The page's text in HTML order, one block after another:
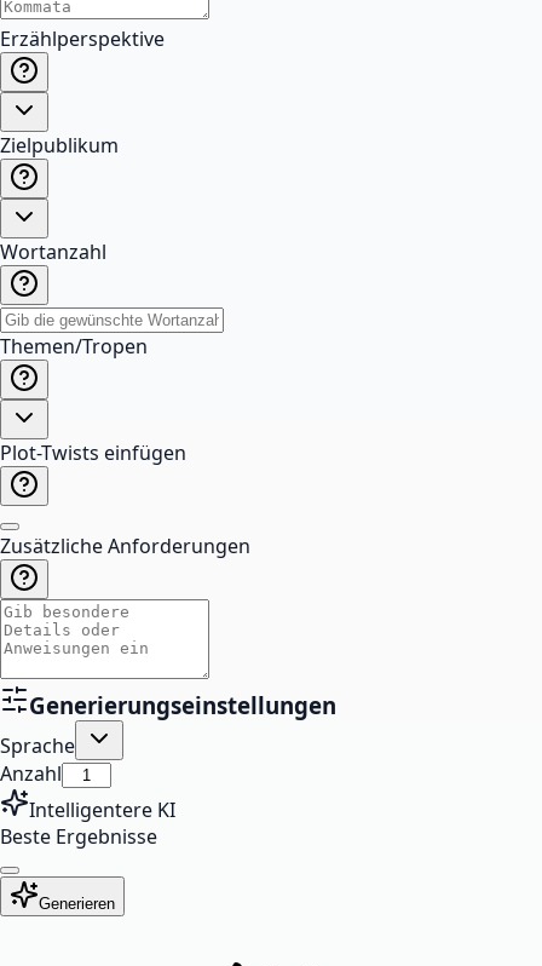
Erzählperspektive
Zielpublikum
Wortanzahl
Themen/Tropen
Plot-Twists einfügen
Zusätzliche Anforderungen
Generierungseinstellungen
Sprache
Anzahl
Intelligentere KI
Beste Ergebnisse
Generieren